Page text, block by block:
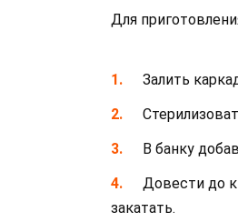
Для
Залить
В банку
Довести до
закатать.